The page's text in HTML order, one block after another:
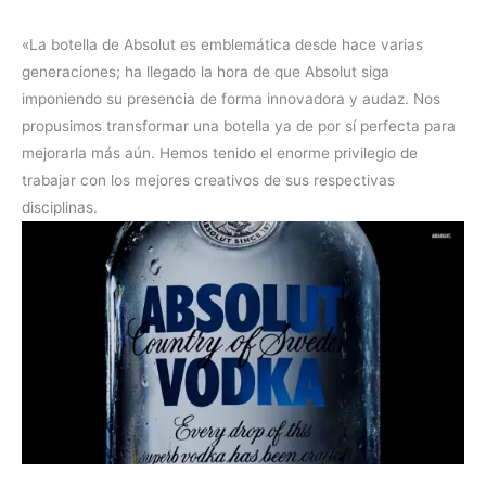
«La botella de Absolut es emblemática desde hace varias
generaciones; ha llegado la hora de que Absolut siga
imponiendo su presencia de forma innovadora y audaz. Nos
propusimos transformar una botella ya de por sí perfecta para
mejorarla más aún. Hemos tenido el enorme privilegio de
trabajar con los mejores creativos de sus respectivas
disciplinas.